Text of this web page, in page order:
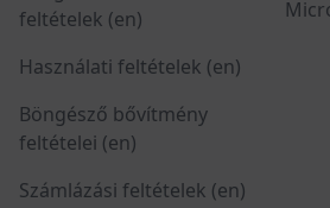
feltételek (en)
Használati feltételek (en)
Böngésző bővítmény
feltételei (en)
Számlázási feltételek (en)